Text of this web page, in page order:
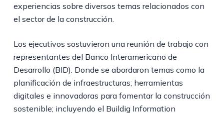
experiencias sobre diversos temas relacionados con
el sector de la construcción.
Los ejecutivos sostuvieron una reunión de trabajo con
representantes del Banco Interamericano de
Desarrollo (BID). Donde se abordaron temas como la
planificación de infraestructuras; herramientas
digitales e innovadoras para fomentar la construcción
sostenible; incluyendo el Buildig Information